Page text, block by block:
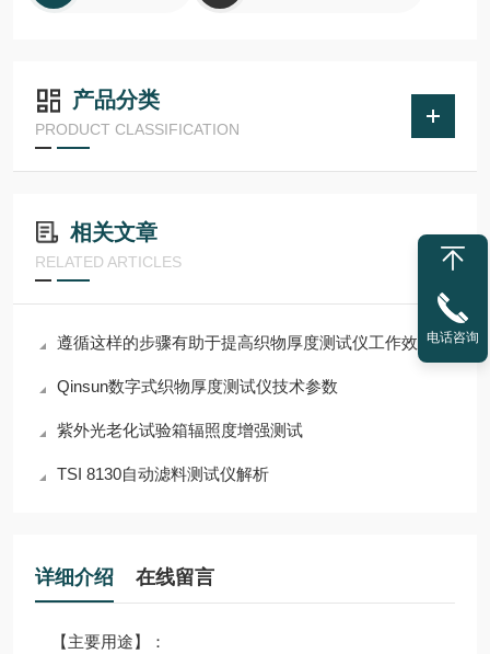
产品分类
PRODUCT CLASSIFICATION
相关文章
RELATED ARTICLES
遵循这样的步骤有助于提高织物厚度测试仪工作效率
Qinsun数字式织物厚度测试仪技术参数
紫外光老化试验箱辐照度增强测试
TSI 8130自动滤料测试仪解析
详细介绍 在线留言
【主要用途】：
电话咨询